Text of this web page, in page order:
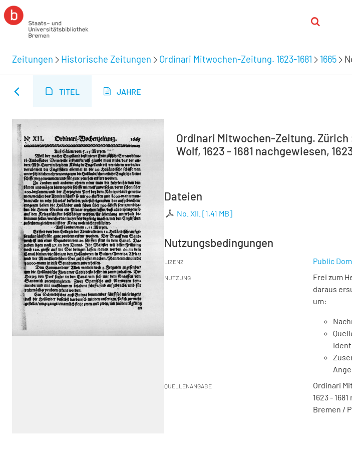
Zeitungen Historische Zeitungen Ordinari Mitwochen-Zeitung. 1623-1681 1665
TITEL JAHRE
Ordinari Mitwochen-Zeitung. Zürich
Wolf, 1623 - 1681 nachgewiesen,
Dateien
No. XII. [1,41 MB]
Nutzungsbedingungen
LIZENZ Public
NUTZUNG
Frei zum
daraus
um:
QUELLENANGABE
Ordinari
1623 -
Bremen /